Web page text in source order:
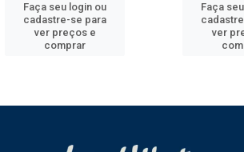
Faça seu login ou
cadastre-se para
ver preços e
comprar
Faça
ver